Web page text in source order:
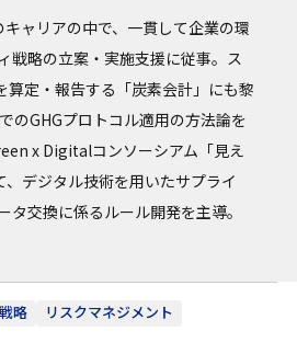
略
リスクマネジメント
ャリアの中で、一貫して企業の環
戦略の立案・実施支援に従事。ス
算定・報告する「炭素会計」にも黎
のGHGプロトコル適用の方法論を
x Digitalコンソーシアム「見え
、デジタル技術を用いたサプライ
タ交換に係るルール開発を主導。